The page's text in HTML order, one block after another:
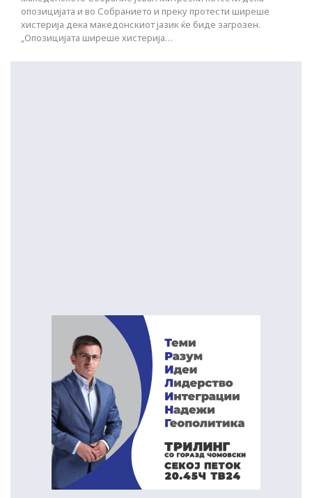
опозицијата и во Собранието и преку протести ширеше
хистерија дека македонскиот јазик ќе биде загрозен.
„Опозицијата ширеше хистерија…